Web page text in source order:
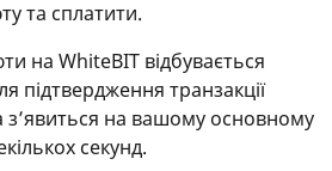
та сплатити.
на WhiteBIT відбувається
підтвердження транзакції
на вашому основному
секунд.